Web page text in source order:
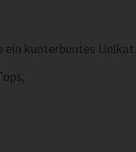
ein kunterbuntes Unikat.